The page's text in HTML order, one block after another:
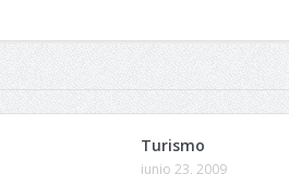
Turismo
junio 23, 2009